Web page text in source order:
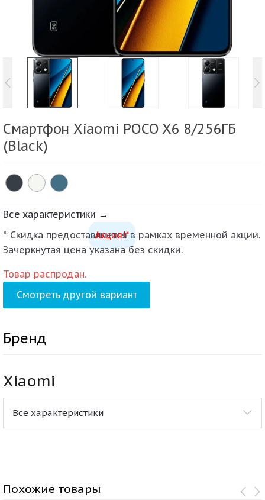
Смартфон Xiaomi POCO X6 8/256ГБ
(Black)
Все характеристики →
Акция!*
* Скидка предоставляется в рамках временной акции.
Зачеркнутая цена указана без скидки.
Товар распродан.
Смотреть другой вариант
Бренд
Xiaomi
Все характеристики
Похожие товары